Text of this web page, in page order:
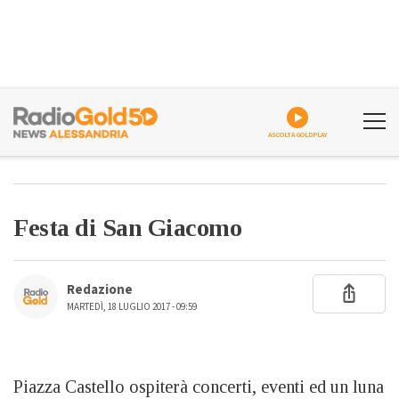
ASCOLTA GOLDPLAY
Festa di San Giacomo
Redazione
MARTEDÌ, 18 LUGLIO 2017 - 09:59
Piazza Castello ospiterà concerti, eventi ed un luna